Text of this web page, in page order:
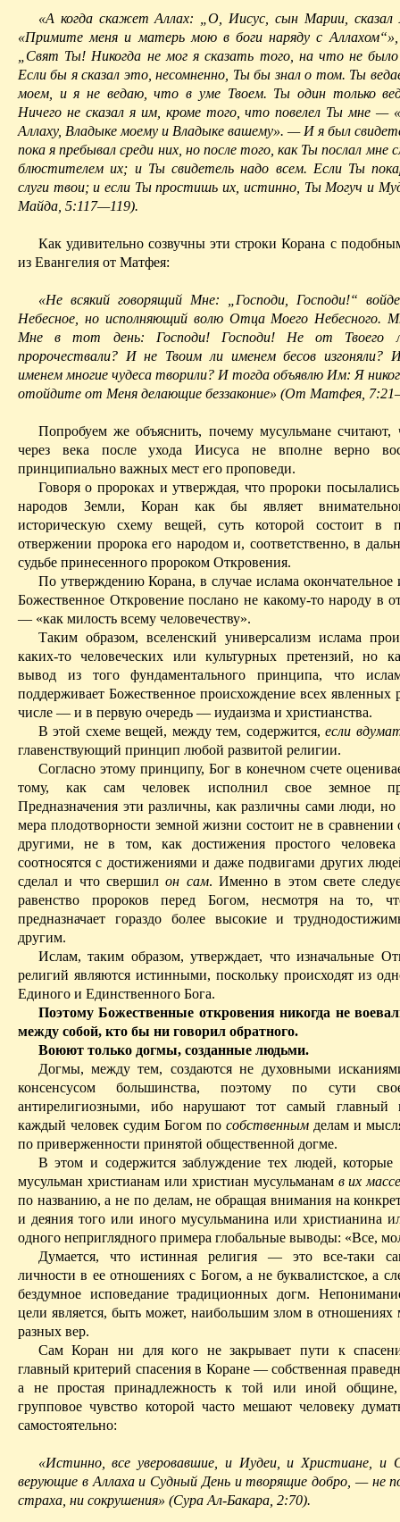
«А когда скажет Аллах: „О, Иисус, сын Марии,
«Примите меня и матерь мою в боги наряду с
„Свят Ты! Никогда не мог я сказать того, на что не
Если бы я сказал это, несомненно, Ты бы знал о том. Ты
моем, и я не ведаю, что в умеТвоем. Ты один только
Ничего не сказал я им, кроме того, что повелел Ты мне —
Аллаху, Владыке моему и Владыке вашему». — И я был
пока я пребывал среди них, но после того, как Ты послал мне
блюстителем их; и Ты свидетель надо всем. Если Ты
слуги твои; и если Ты простишь их, истинно, Ты Могуч и
Майда , 5:117—119).
Как удивительно созвучны эти строки Корана с
из Евангелия от Матфея:
«Не всякий говорящий Мне: „Господи, Господи!“
Небесное, но исполняющий волю Отца Моего Небесного.
Мне в тот день: Господи! Господи! Не от Твоего
пророчествали? И не Твоим ли именем бесов изгоняли?
именем многие чудеса творили? И тогда объявлю Им: Я
отойдите от Меня делающие беззаконие» (От Матфея,
Попробуем же объяснить, почему мусульмане считают,
через века после ухода Иисуса не вполне верно
принципиально важных мест его проповеди.
Говоря о пророках и утверждая, что пророки
народов Земли, Коран как бы являет
историческую схему вещей, суть которой состоит в
отвержении пророка его народом и, соответственно, в
судьбе принесенного пророком Откровения.
По утверждению Корана, в случае ислама окончательное
Божественное Откровение послано не какому-то народу в
— «как милость всему человечеству».
Таким образом, вселенский универсализм ислама
каких-то человеческих или культурных претензий, но
вывод из того фундаментального принципа, что
поддерживает Божественное происхождение всех явленных
числе — и в первую очередь — иудаизма и христианства.
В этой схеме вещей, между тем, содержится,если
главенствующий принцип любой развитой религии.
Согласно этому принципу, Богв конечном счете
тому, как сам человек исполнил свое земное
Предназначения эти различны, как различны сами люди, но
мера плодотворности земной жизни состоит не в
другими, не в том, как достижения простого
соотносятся с достижениями и даже подвигами других
сделал и что свершилон сам. Именно в этом свете
равенство пророков перед Богом, несмотря на то,
предназначает гораздо более высокие и
другим.
Ислам, таким образом, утверждает, что изначальные
религий являются истинными, поскольку происходят из
Единого и Единственного Бога.
Поэтому Божественные откровения никогда не
между собой, кто бы ни говорил обратного.
Воюют только догмы, созданные людьми.
Догмы, между тем, создаются не духовными
консенсусом большинства, поэтому по сути
антирелигиозными, ибо нарушают тот самый главный
каждый человек судим Богом по собственным делам и
по приверженности принятой общественной догме.
В этом и содержится заблуждение тех людей, которые
мусульман христианам или христиан мусульманам в их
по названию, а не по делам, не обращая внимания на
и деяния того или иного мусульманина или христианина
одного неприглядного примера глобальные выводы: «Все,
Думается, что истинная религия — это все-таки
личности в ее отношениях с Богом, а не буквалистское,а
бездумное исповедание традиционных догм.
цели является, быть может, наибольшим злом в
разных вер.
Сам Коран ни для кого не закрывает пути к
главный критерий спасения в Коране — собственная
а не простая принадлежность к той или иной
групповое чувство которой часто мешают человеку
самостоятельно:
«Истинно, все уверовавшие, и Иудеи, и Христиане, и
верующие в Аллаха и Судный День и творящие добро, — не
страха, ни сокрушения» (Сура Ал-Бакара , 2:70).